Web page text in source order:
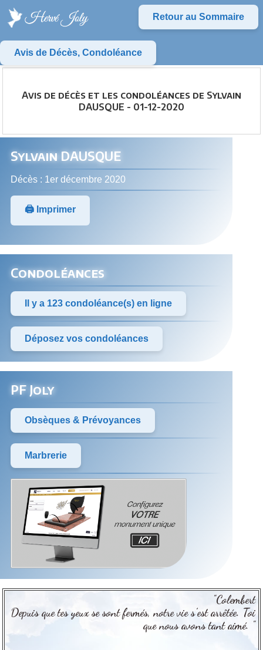
Retour au Sommaire
Avis de Décès, Condoléance
Avis de décès et les condoléances de Sylvain
DAUSQUE - 01-12-2020
Sylvain DAUSQUE
Décès : 1er décembre 2020
🖨️ Imprimer
Condoléances
Il y a 123 condoléance(s) en ligne
Déposez vos condoléances
PF Joly
Obsèques & Prévoyances
Marbrerie
"Colembert
Depuis que tes yeux se sont fermés, notre vie s’est arrêtée. Toi
que nous avons tant aimé. "